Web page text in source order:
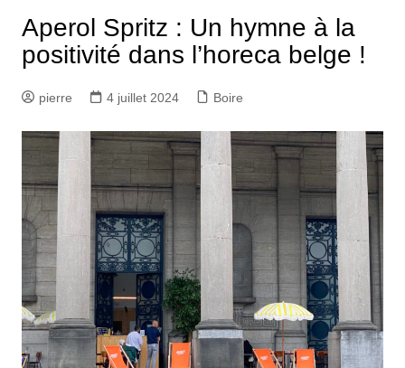
Aperol Spritz : Un hymne à la
positivité dans l’horeca belge !
pierre 4 juillet 2024 Boire